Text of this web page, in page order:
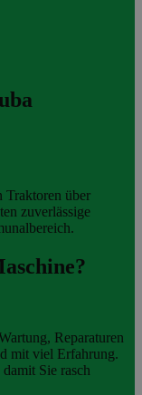
Traktoren über
zuverlässige
Reparaturen
mit viel Erfahrung.
Sie rasch